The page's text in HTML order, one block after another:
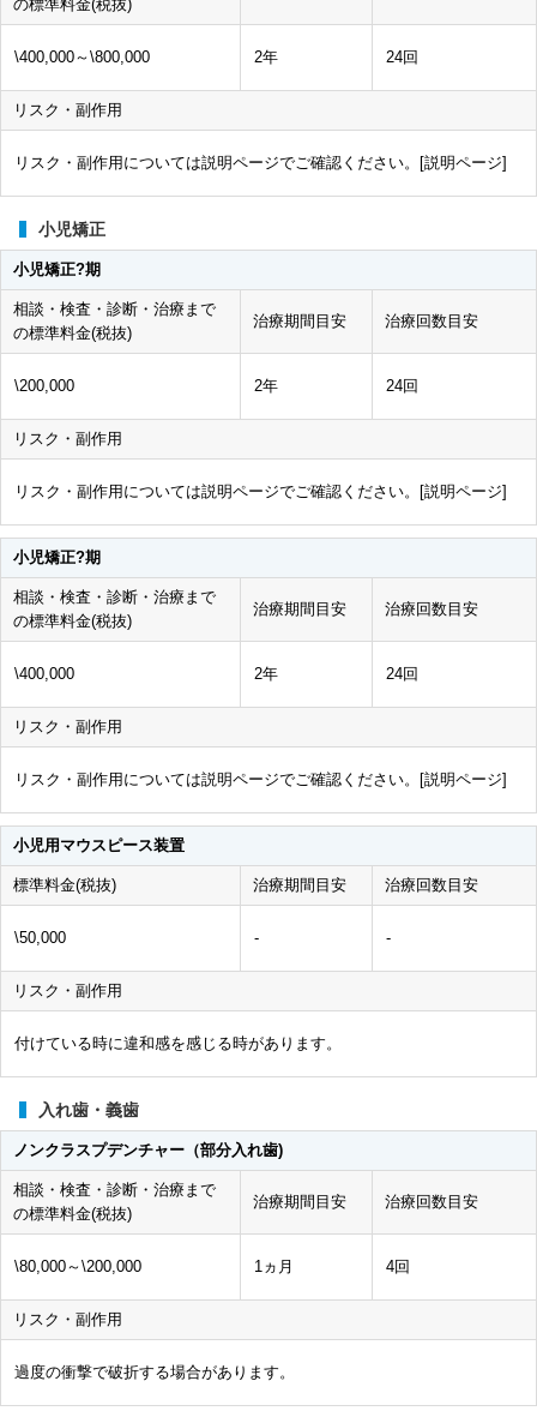
の標準料金(税抜)
\400,000～\800,000 2年 24回
リスク・副作用
リスク・副作用については説明ページでご確認ください。[説明ページ]
小児矯正
小児矯正?期
相談・検査・診断・治療まで
の標準料金(税抜)
治療期間目安 治療回数目安
\200,000 2年 24回
リスク・副作用
リスク・副作用については説明ページでご確認ください。[説明ページ]
小児矯正?期
相談・検査・診断・治療まで
の標準料金(税抜)
治療期間目安 治療回数目安
\400,000 2年 24回
リスク・副作用
リスク・副作用については説明ページでご確認ください。[説明ページ]
小児用マウスピース装置
標準料金(税抜) 治療期間目安 治療回数目安
\50,000 - -
リスク・副作用
付けている時に違和感を感じる時があります。
入れ歯・義歯
ノンクラスプデンチャー（部分入れ歯)
相談・検査・診断・治療まで
の標準料金(税抜)
治療期間目安 治療回数目安
\80,000～\200,000 1ヵ月 4回
リスク・副作用
過度の衝撃で破折する場合があります。